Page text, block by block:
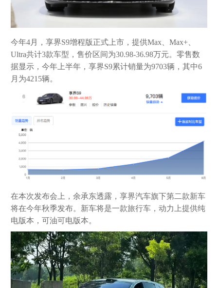
今年4月，享界S9增程版正式上市，提供Max、Max+、
Ultra共计3款车型，售价区间为30.98-36.98万元。零售数
据显示，今年上半年，享界S9累计销量为9703辆，其中6
月为4215辆。
在本次发布会上，余承东透露，享界汽车旗下第二款新车
将在今年秋季发布。新车将是一款旅行车，动力上提供纯
电版本，可油可电版本。